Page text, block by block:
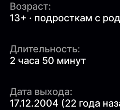
Возраст:
13+ · подросткам с
Длительность:
2 часа 50 минут
Дата выхода:
17.12.2004 (22 года